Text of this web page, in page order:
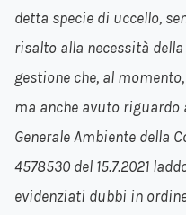
detta specie di uccello,
risalto alla necessità
gestione che, al
ma anche avuto riguardo
Generale Ambiente della
4578530 del 15.7.2021
evidenziati dubbi in